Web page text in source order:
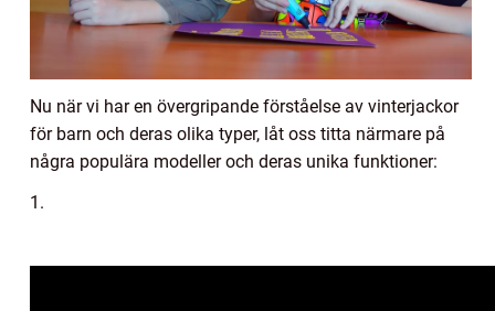
Nu när vi har en övergripande förståelse av vinterjackor
för barn och deras olika typer, låt oss titta närmare på
några populära modeller och deras unika funktioner:
1.